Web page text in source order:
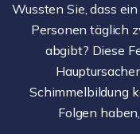
Wussten Sie, dass
Personen täglich
abgibt? Diese
Schimmelbildung
Folgen